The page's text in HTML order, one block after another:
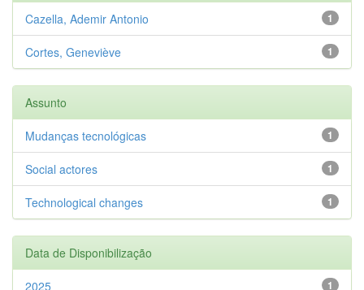
1
Cazella, Ademir Antonio
1
Cortes, Geneviève
Assunto
1
Mudanças tecnológicas
1
Social actores
1
Technological changes
Data de Disponibilização
1
2025